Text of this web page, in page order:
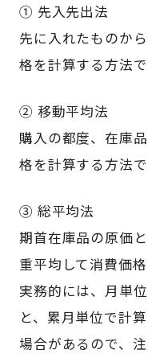
① 先入先出法
先に入れたものか
格を計算する方法で
② 移動平均法
購入の都度、在庫
格を計算する方法で
③ 総平均法
期首在庫品の原価
重平均して消費価
実務的には、月単
と、累月単位で計
場合があるので、注